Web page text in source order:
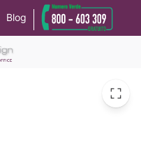
Blog
h.73 CM
alla privacy